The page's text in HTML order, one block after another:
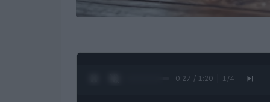
0:28 / 1:20 1 /4